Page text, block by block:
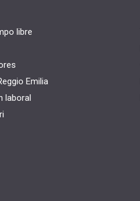
libre
Emilia
laboral